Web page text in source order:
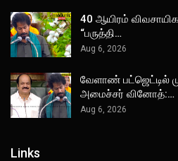
40 ஆயிரம்
“பருத்தி…
Aug 6, 2026
வேளாண் பட்ஜெட்டில்
அமைச்சர் வினோத்:…
Aug 6, 2026
Links